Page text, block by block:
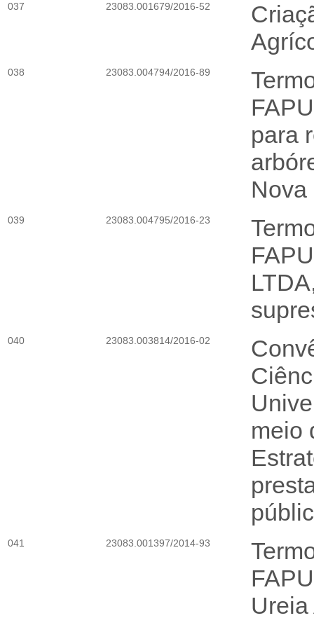
037 23083.001679/2016-52
038 23083.004794/2016-89
para
Nova
039 23083.004795/2016-23
040 23083.003814/2016-02
meio
041 23083.001397/2014-93
Ureia